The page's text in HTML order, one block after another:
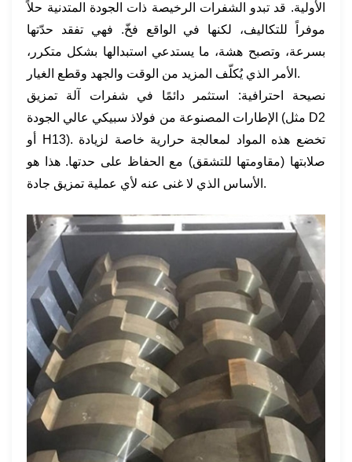
الأولية. قد تبدو الشفرات الرخيصة ذات الجودة المتدنية حلاً
موفراً للتكاليف، لكنها في الواقع فخّ. فهي تفقد حدّتها
بسرعة، وتصبح هشة، ما يستدعي استبدالها بشكل متكرر،
الأمر الذي يُكلّف المزيد من الوقت والجهد وقطع الغيار.
نصيحة احترافية: استثمر دائمًا في شفرات آلة تمزيق
الإطارات المصنوعة من فولاذ سبيكي عالي الجودة (مثل D2
أو H13). تخضع هذه المواد لمعالجة حرارية خاصة لزيادة
صلابتها (مقاومتها للتشقق) مع الحفاظ على حدتها. هذا هو
الأساس الذي لا غنى عنه لأي عملية تمزيق جادة.